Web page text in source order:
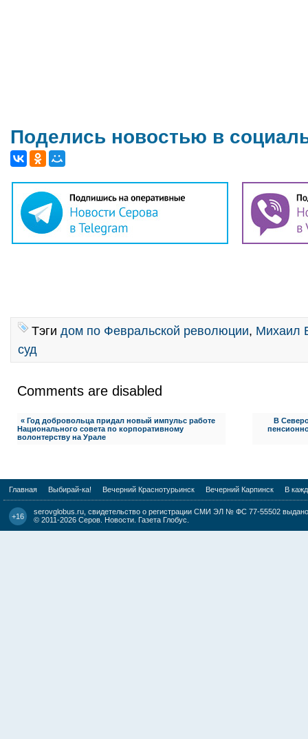
Поделись новостью в
Тэги дом по Февральской революции, Михаил
суд
Comments are disabled
« Год добровольца придал новый импульс работе
Национального совета по корпоративному
волонтерству на Урале
В
Главная Выбирай-ка! Вечерний Краснотурьинск Вечерний Карпинск В
+16
serovglobus.ru, свидетельство о регистрации СМИ ЭЛ № ФС 77-55502
© 2011-2026 Серов. Новости. Газета Глобус